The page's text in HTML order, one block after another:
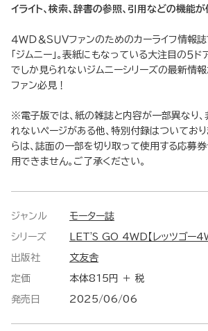
イライト、検索、辞書の参照、引用などの機能
４ＷＤ＆ＳＵＶファンのためのカーライフ情報
「ジムニー」。表紙にもなっている大注目の５ド
でしか見られないジムニーシリーズの最新情
ファン必見！
※電子版では、紙の雑誌と内容が一部異なり、
れないページがある他、特別付録はついており
らは、誌面の一部を切り取って使用する応募
用できません。ご了承ください。
ジャンル モーター誌
シリーズ LET'S GO 4WD【レッツゴー
出版社 文友舎
定価 本体815円 ＋ 税
発売日 2025/06/06